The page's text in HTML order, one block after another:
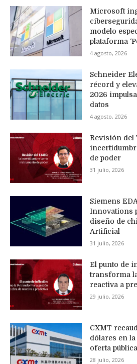
Microsoft
modelo
plataforma
4 agosto, 2026
Schneider
récord y
2026
datos
4 agosto, 2026
Revisión del
de poder
31 julio, 2026
Siemens
Innovations
diseño de
Artificial
31 julio, 2026
El punto de
transforma
reactiva a
29 julio, 2026
CXMT
dólares en
oferta
28 julio, 2026